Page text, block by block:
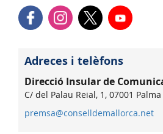
Adreces i telèfons
Direcció Insular de
C/ del Palau Reial, 1, 07001 Palma
premsa@conselldemallorca.net